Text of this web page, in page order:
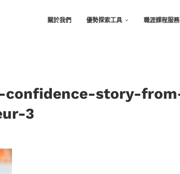
關於我們 優勢探索工具 職涯課程服務
story-
3